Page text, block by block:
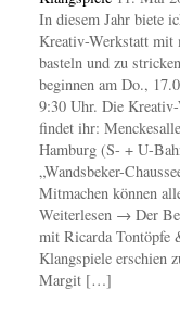
In diesem Jahr biete
Kreativ-Werkstatt mit
basteln und zu
beginnen am Do.,
9:30 Uhr. Die
findet ihr:
Hamburg (S- + U-
„Wandsbeker-
Mitmachen können
Weiterlesen → Der
mit Ricarda Tontöpfe
Klangspiele erschien
Margit […]